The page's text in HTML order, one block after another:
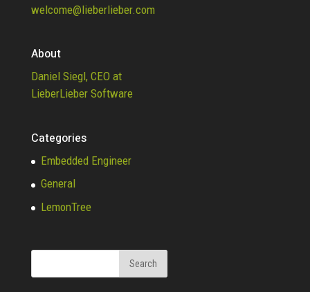
welcome@lieberlieber.com
About
Daniel Siegl, CEO at
LieberLieber Software
Categories
Embedded Engineer
General
LemonTree